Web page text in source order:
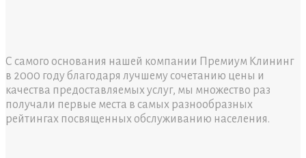
С самого основания нашей компании Премиум Клининг
в 2000 году благодаря лучшему сочетанию цены и
качества предоставляемых услуг, мы множество раз
получали первые места в самых разнообразных
рейтингах посвященных обслуживанию населения.